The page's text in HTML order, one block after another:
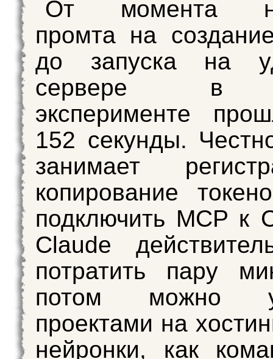
От момента
промта на
до запуска на
сервере в
эксперименте
152 секунды.
занимает
копирование
подключить MCP к
Claude
потратить пару
потом можно
проектами на
нейронки, как